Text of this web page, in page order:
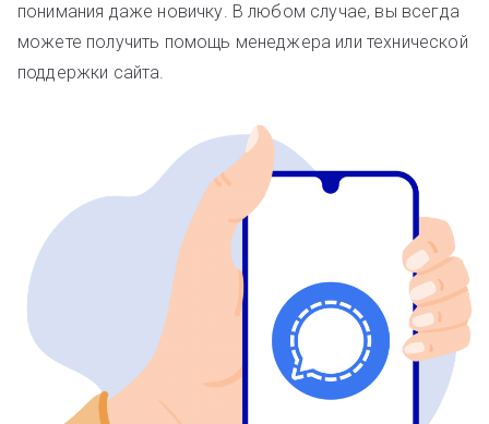
понимания даже новичку. В любом случае, вы всегда
можете получить помощь менеджера или технической
поддержки сайта.